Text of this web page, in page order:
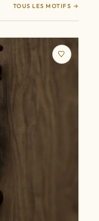
TOUS LES MOTIFS